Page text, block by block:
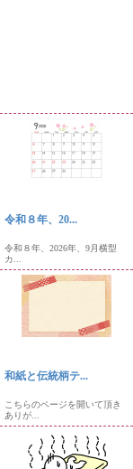
令和８年、20...
令和８年、2026年、9月横型
カ...
和紙と伝統柄テ...
こちらのページを開いて頂き
ありが...